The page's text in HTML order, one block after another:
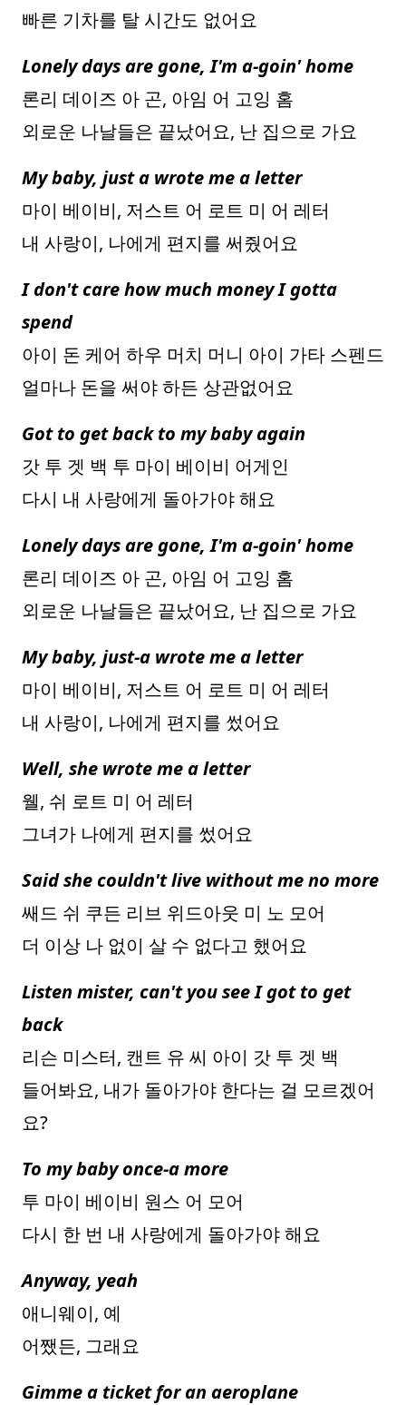
빠른 기차를 탈 시간도 없어요
Lonely days are gone, I'm a-goin' home
론리 데이즈 아 곤, 아임 어 고잉 홈
외로운 나날들은 끝났어요, 난 집으로 가요
My baby, just a wrote me a letter
마이 베이비, 저스트 어 로트 미 어 레터
내 사랑이, 나에게 편지를 써줬어요
I don't care how much money I gotta
spend
아이 돈 케어 하우 머치 머니 아이 가타 스펜드
얼마나 돈을 써야 하든 상관없어요
Got to get back to my baby again
갓 투 겟 백 투 마이 베이비 어게인
다시 내 사랑에게 돌아가야 해요
Lonely days are gone, I'm a-goin' home
론리 데이즈 아 곤, 아임 어 고잉 홈
외로운 나날들은 끝났어요, 난 집으로 가요
My baby, just-a wrote me a letter
마이 베이비, 저스트 어 로트 미 어 레터
내 사랑이, 나에게 편지를 썼어요
Well, she wrote me a letter
웰, 쉬 로트 미 어 레터
그녀가 나에게 편지를 썼어요
Said she couldn't live without me no more
쌔드 쉬 쿠든 리브 위드아웃 미 노 모어
더 이상 나 없이 살 수 없다고 했어요
Listen mister, can't you see I got to get
back
리슨 미스터, 캔트 유 씨 아이 갓 투 겟 백
들어봐요, 내가 돌아가야 한다는 걸 모르겠어
요?
To my baby once-a more
투 마이 베이비 원스 어 모어
다시 한 번 내 사랑에게 돌아가야 해요
Anyway, yeah
애니웨이, 예
어쨌든, 그래요
Gimme a ticket for an aeroplane